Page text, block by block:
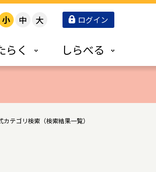
小 中 大 ログイン
らく しらべる
カテゴリ検索（検索結果一覧）